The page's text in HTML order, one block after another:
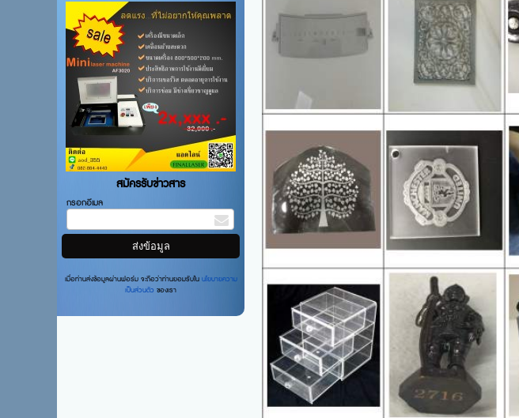
สมัครรับข่าวสาร
กรอกอีเมล
เมื่อท่านส่งข้อมูลผ่านฟอร์ม จะถือว่าท่านยอมรับในนโยบายความ
เป็นส่วนตัวของเรา